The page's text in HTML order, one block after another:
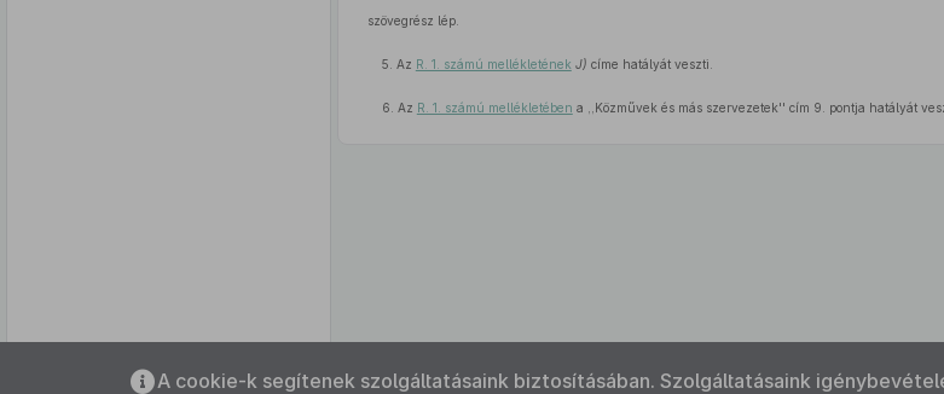
Az oldalmenübe visszatéréshez
ALT + S billentyűket.
szövegrész lép.
5. Az R. 1. számú mellékletének J) címe hatályát veszti.
6. Az R. 1. számú mellékletében a ,,Közművek és más szervezetek'' cím 9. pontja hatályát
A cookie-k segítenek szolgáltatásaink biztosításában. Szolgáltatásaink